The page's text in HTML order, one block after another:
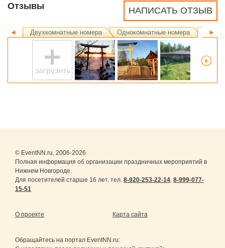
НАПИСАТЬ ОТЗЫВ
Отзывы
◄ ►
Двухкомнатные номера Однокомнатные номера
© EventNN.ru, 2006-2026
Полная информация об организации праздничных мероприятий в
Нижнем Новгороде.
Для посетителей старше 16 лет. тел. 8-920-253-22-14 8-999-077-
15-51
О проекте Карта сайта
Обращайтесь на портал EventNN.ru: